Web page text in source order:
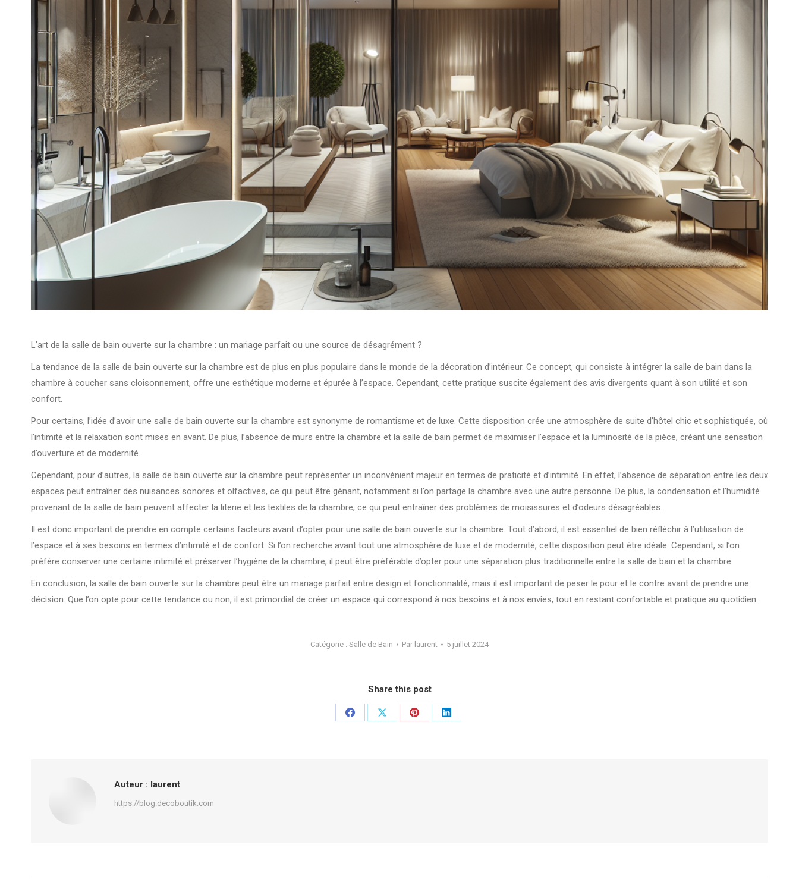
L’art de la salle de bain ouverte sur la chambre : un mariage parfait ou une source de désagrément ?
La tendance de la salle de bain ouverte sur la chambre est de plus en plus populaire dans le monde de la décoration d’intérieur. Ce concept, qui consiste à intégrer la salle de bain dans la
chambre à coucher sans cloisonnement, offre une esthétique moderne et épurée à l’espace. Cependant, cette pratique suscite également des avis divergents quant à son utilité et son
confort.
Pour certains, l’idée d’avoir une salle de bain ouverte sur la chambre est synonyme de romantisme et de luxe. Cette disposition crée une atmosphère de suite d’hôtel chic et sophistiquée, où
l’intimité et la relaxation sont mises en avant. De plus, l’absence de murs entre la chambre et la salle de bain permet de maximiser l’espace et la luminosité de la pièce, créant une sensation
d’ouverture et de modernité.
Cependant, pour d’autres, la salle de bain ouverte sur la chambre peut représenter un inconvénient majeur en termes de praticité et d’intimité. En effet, l’absence de séparation entre les deux
espaces peut entraîner des nuisances sonores et olfactives, ce qui peut être gênant, notamment si l’on partage la chambre avec une autre personne. De plus, la condensation et l’humidité
provenant de la salle de bain peuvent affecter la literie et les textiles de la chambre, ce qui peut entraîner des problèmes de moisissures et d’odeurs désagréables.
Il est donc important de prendre en compte certains facteurs avant d’opter pour une salle de bain ouverte sur la chambre. Tout d’abord, il est essentiel de bien réfléchir à l’utilisation de
l’espace et à ses besoins en termes d’intimité et de confort. Si l’on recherche avant tout une atmosphère de luxe et de modernité, cette disposition peut être idéale. Cependant, si l’on
préfère conserver une certaine intimité et préserver l’hygiène de la chambre, il peut être préférable d’opter pour une séparation plus traditionnelle entre la salle de bain et la chambre.
En conclusion, la salle de bain ouverte sur la chambre peut être un mariage parfait entre design et fonctionnalité, mais il est important de peser le pour et le contre avant de prendre une
décision. Que l’on opte pour cette tendance ou non, il est primordial de créer un espace qui correspond à nos besoins et à nos envies, tout en restant confortable et pratique au quotidien.
Catégorie : Salle de Bain Par laurent 5 juillet 2024
Share this post
PartagerPartagerPartagerPartager
Auteur : laurent
https://blog.decoboutik.com